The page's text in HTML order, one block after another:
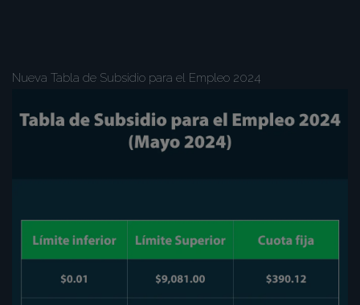
Nueva Tabla de Subsidio para el Empleo 2024